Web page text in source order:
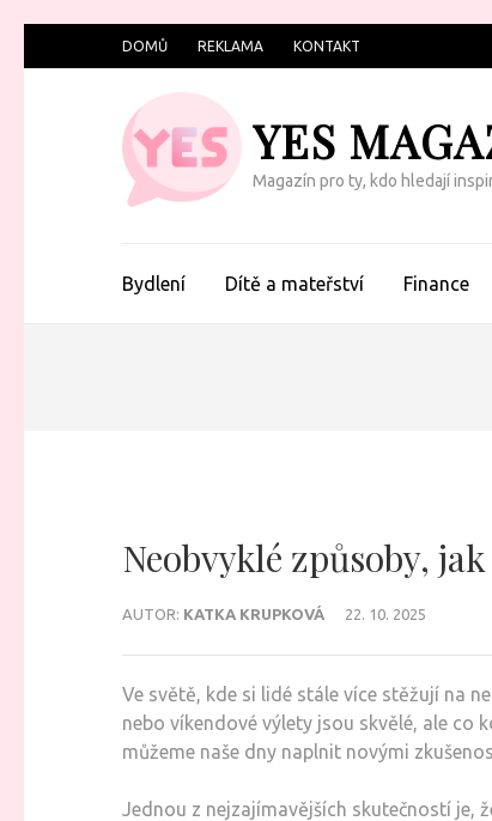
na
DOMŮ REKLAMA KONTAKT
YES
Magazín pro ty, kdo hledají
Bydlení Dítě a mateřství Finance
Neobvyklé způsoby,
AUTOR: KATKA KRUPKOVÁ 22. 10. 2025
Ve světě, kde si lidé stále více stěžují na
nebo víkendové výlety jsou skvělé, ale co
můžeme naše dny naplnit novými
Jednou z nejzajímavějších skutečností je,